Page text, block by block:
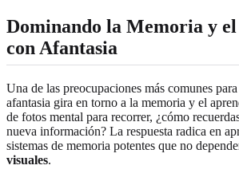
Dominando la Memoria y
con Afantasia
Una de las preocupaciones más comunes
afantasia gira en torno a la memoria y el
de fotos mental para recorrer, ¿cómo
nueva información? La respuesta radica en
sistemas de memoria potentes que no
visuales.